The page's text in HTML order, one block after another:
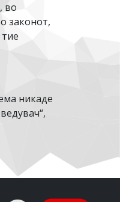
во
законот,
никаде